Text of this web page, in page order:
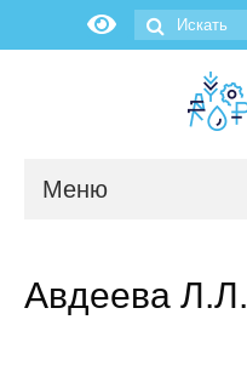
Меню
О нас
Авдеева Л.Л.